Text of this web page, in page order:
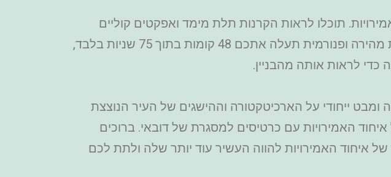
תוכלו לראות הקרנות תלת מימד ואפקטים קוליים
מעלית מהירה ופנורמית תעלה אתכם 48 קומות בתוך 75 שניות בלבד,
לראות אותה מהבניין.
ייחודי על הארכיטקטורה וההישגים של העיר הנוצצת
האמירויות עם כרטיסים למסגרת של דובאי. ברוכים
האמירויות להווה העשיר עוד יותר שלה ולתת לכם